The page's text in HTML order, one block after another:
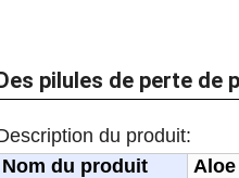
pilules de perte de
du produit:
Nom du produit